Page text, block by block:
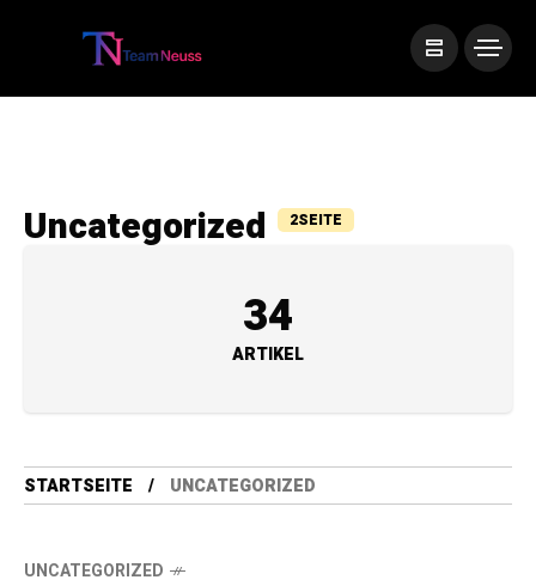
Uncategorized 2SEITE
34
ARTIKEL
STARTSEITE UNCATEGORIZED
UNCATEGORIZED